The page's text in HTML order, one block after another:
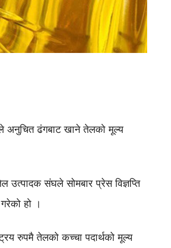
अनुचित ढंगबाट खाने तेलको मूल्य
संघले सोमबार प्रेस विज्ञप्ति
हो ।
रुपमै तेलको कच्चा पदार्थको मूल्य